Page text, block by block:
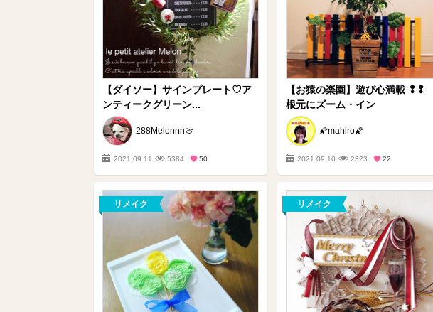
【ダイソー】サインプレート♡ア
ンティークグリーン...
288Melonnn🍈
2021.09.11 5384 50
【お猿の楽園】遊び心満載 ❢❢
根元にズーム・イン
🌠mahiro🌠
2021.09.10 2323 22
リメイク リメイク